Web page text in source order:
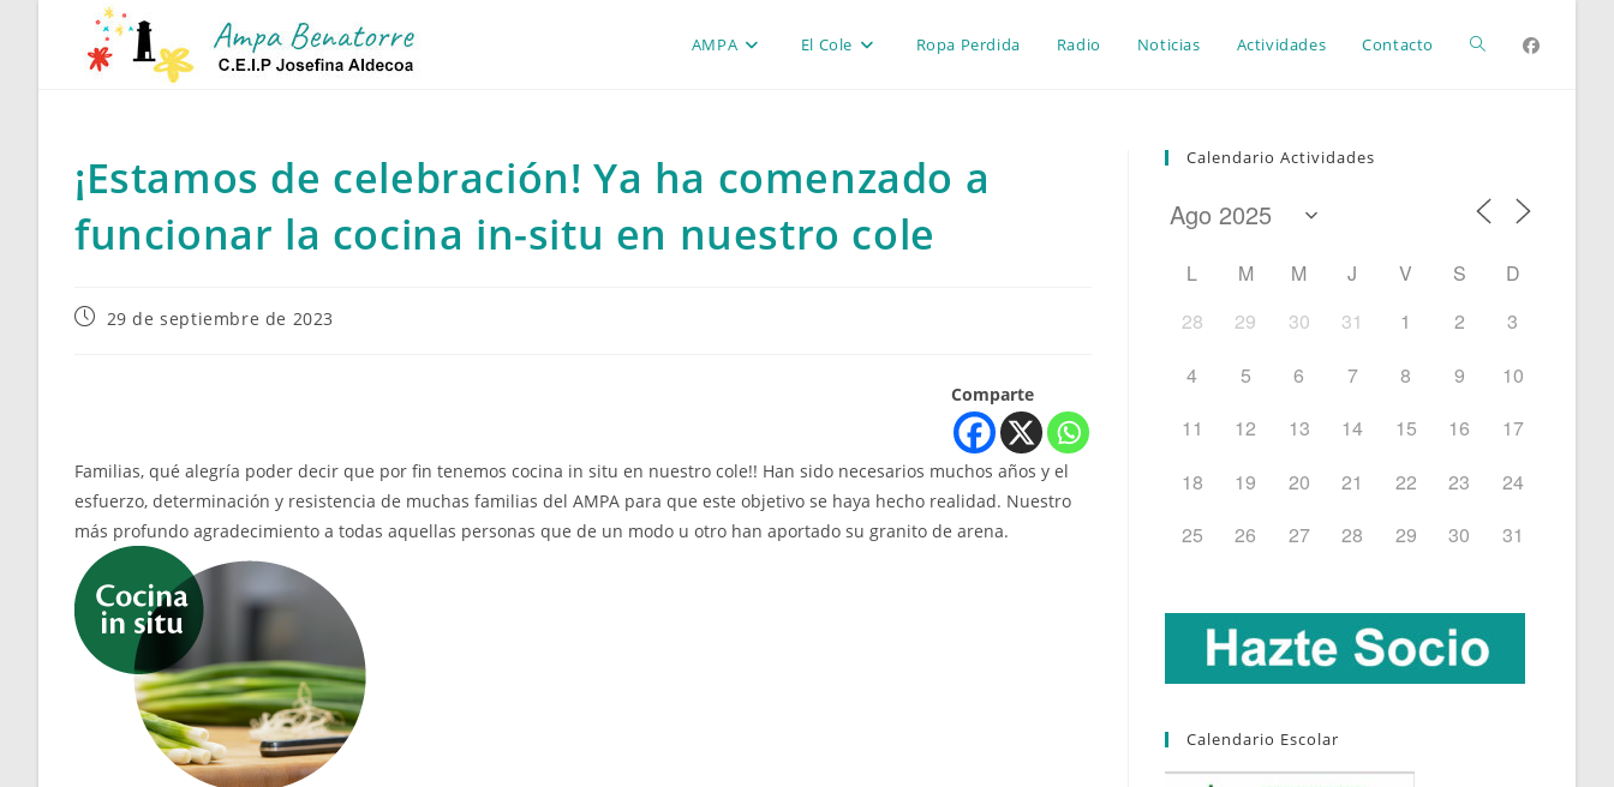
AMPA El Cole Ropa Perdida Radio Noticias Actividades Contacto Alternar
de
¡Estamos de celebración! Ya ha comenzado a
funcionar la cocina in-situ en nuestro cole
Publicación
29 de septiembre de 2023
Comparte
Familias, qué alegría poder decir que por fin tenemos cocina in situ en nuestro cole!! Han sido necesarios muchos años y el
esfuerzo, determinación y resistencia de muchas familias del AMPA para que este objetivo se haya hecho realidad. Nuestro
más profundo agradecimiento a todas aquellas personas que de un modo u otro han aportado su granito de arena.
Calendario Actividades
L M M J V S
D
28
29 30 31 1 2
3
4
5 6 7 8 9
10
11
12 13 14 15 16
17
18
19 20 21 22 23
24
25
26 27 28 29 30 31
Calendario Escolar